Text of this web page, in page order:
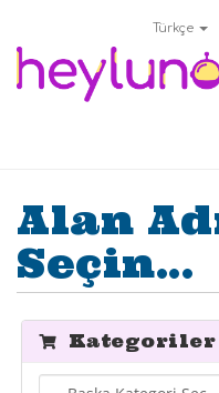
Türkçe
Alan
Seçin...
Kategoriler